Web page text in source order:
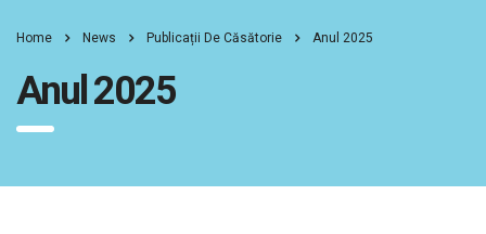
Home News Publicații De Căsătorie Anul 2025
Anul 2025